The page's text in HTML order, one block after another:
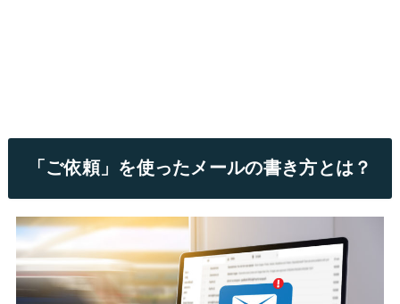
「ご依頼」を使ったメールの書き方とは？